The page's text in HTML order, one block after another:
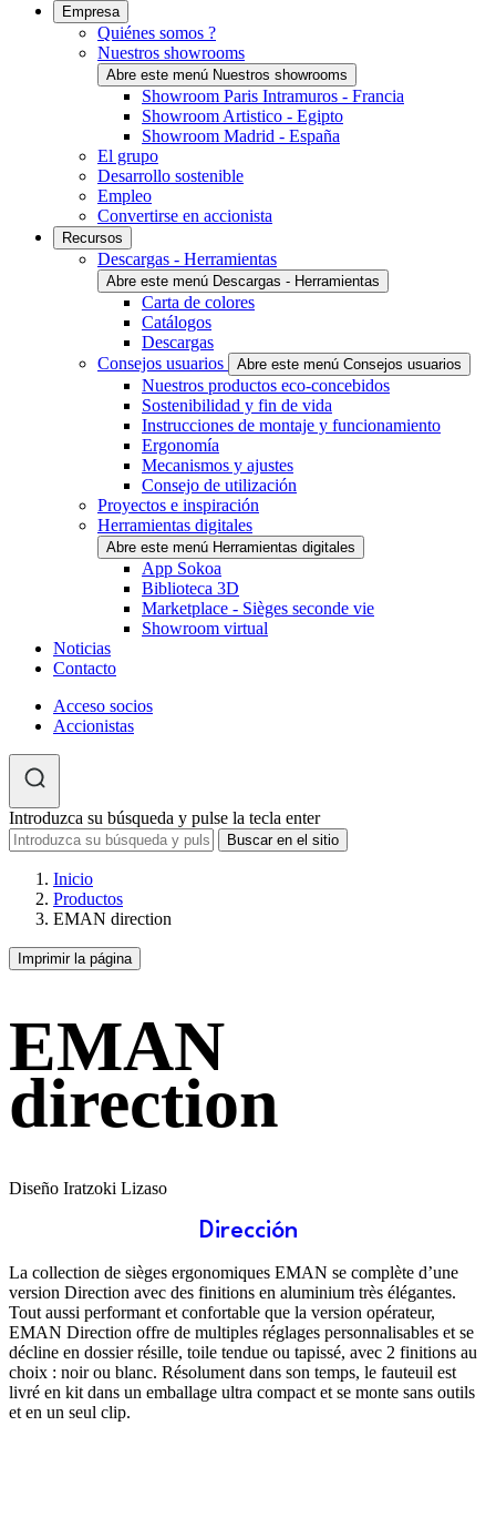
Empresa
Quiénes somos ?
Nuestros showrooms
Abre este menú Nuestros showrooms
Showroom Paris Intramuros - Francia
Showroom Artistico - Egipto
Showroom Madrid - España
El grupo
Desarrollo sostenible
Empleo
Convertirse en accionista
Recursos
Descargas - Herramientas
Abre este menú Descargas - Herramientas
Carta de colores
Catálogos
Descargas
Consejos usuarios
Abre este menú Consejos usuarios
Nuestros productos eco-concebidos
Sostenibilidad y fin de vida
Instrucciones de montaje y funcionamiento
Ergonomía
Mecanismos y ajustes
Consejo de utilización
Proyectos e inspiración
Herramientas digitales
Abre este menú Herramientas digitales
App Sokoa
Biblioteca 3D
Marketplace - Sièges seconde vie
Showroom virtual
Noticias
Contacto
Acceso socios
Accionistas
Introduzca su búsqueda y pulse la tecla enter
Inicio
Productos
EMAN direction
Imprimir la página
EMAN
direction
Diseño Iratzoki Lizaso
Dirección
La collection de sièges ergonomiques EMAN se complète d’une
version Direction avec des finitions en aluminium très élégantes.
Tout aussi performant et confortable que la version opérateur,
EMAN Direction offre de multiples réglages personnalisables et se
décline en dossier résille, toile tendue ou tapissé, avec 2 finitions au
choix : noir ou blanc. Résolument dans son temps, le fauteuil est
livré en kit dans un emballage ultra compact et se monte sans outils
et en un seul clip.